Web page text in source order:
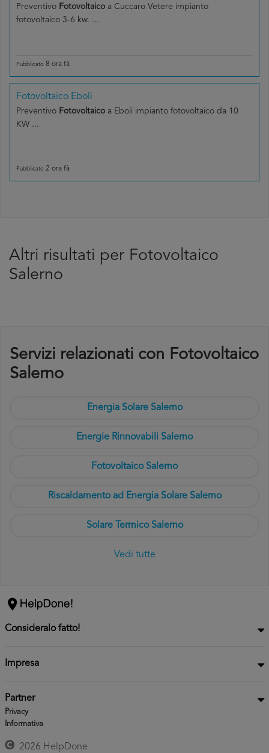
Preventivo Fotovoltaico a Cuccaro Vetere impianto
fotovoltaico 3-6 kw. ...
Pubblicato 8 ora fà
Fotovoltaico Eboli
Preventivo Fotovoltaico a Eboli impianto fotovoltaico da 10
KW ...
Pubblicato 2 ora fà
Altri risultati per Fotovoltaico
Salerno
Servizi relazionati con Fotovoltaico
Salerno
Energia Solare Salerno
Energie Rinnovabili Salerno
Fotovoltaico Salerno
Riscaldamento ad Energia Solare Salerno
Solare Termico Salerno
Vedi tutte
Consideralo fatto!
Impresa
Partner
Privacy
Informativa
2026 HelpDone